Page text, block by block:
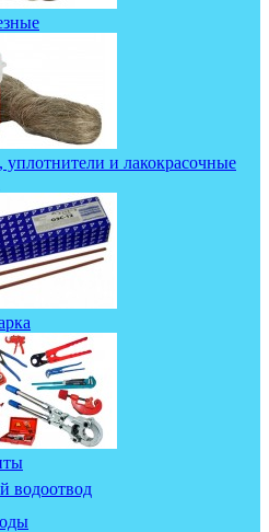
уплотнители и лакокрасочные
водоотвод